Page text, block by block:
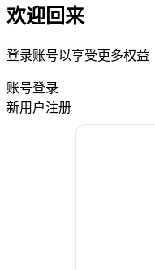
欢迎回来
登录账号以享受更多权益
账号登录
新用户注册